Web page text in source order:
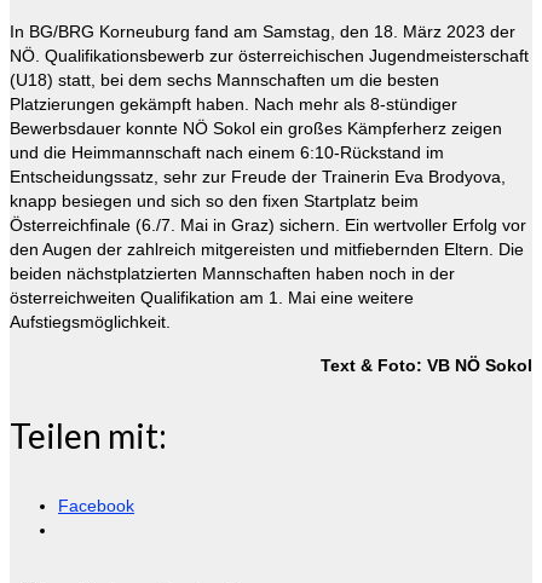
In BG/BRG Korneuburg fand am Samstag, den 18. März 2023 der
NÖ. Qualifikationsbewerb zur österreichischen Jugendmeisterschaft
(U18) statt, bei dem sechs Mannschaften um die besten
Platzierungen gekämpft haben. Nach mehr als 8-stündiger
Bewerbsdauer konnte NÖ Sokol ein großes Kämpferherz zeigen
und die Heimmannschaft nach einem 6:10-Rückstand im
Entscheidungssatz, sehr zur Freude der Trainerin Eva Brodyova,
knapp besiegen und sich so den fixen Startplatz beim
Österreichfinale (6./7. Mai in Graz) sichern. Ein wertvoller Erfolg vor
den Augen der zahlreich mitgereisten und mitfiebernden Eltern. Die
beiden nächstplatzierten Mannschaften haben noch in der
österreichweiten Qualifikation am 1. Mai eine weitere
Aufstiegsmöglichkeit.
Text & Foto: VB NÖ Sokol
Teilen mit:
Facebook